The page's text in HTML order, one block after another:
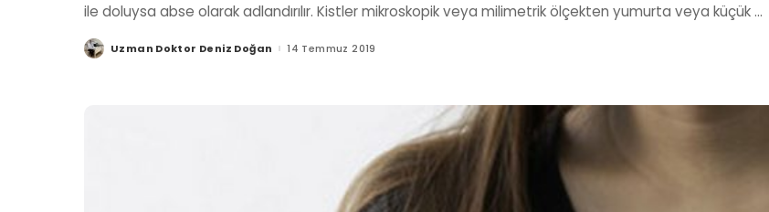
ile doluysa abse olarak adlandırılır. Kistler mikroskopik veya milimetrik ölçekten yumurta veya küçük ...
Posted
by
Uzman Doktor Deniz Doğan 14 Temmuz 2019